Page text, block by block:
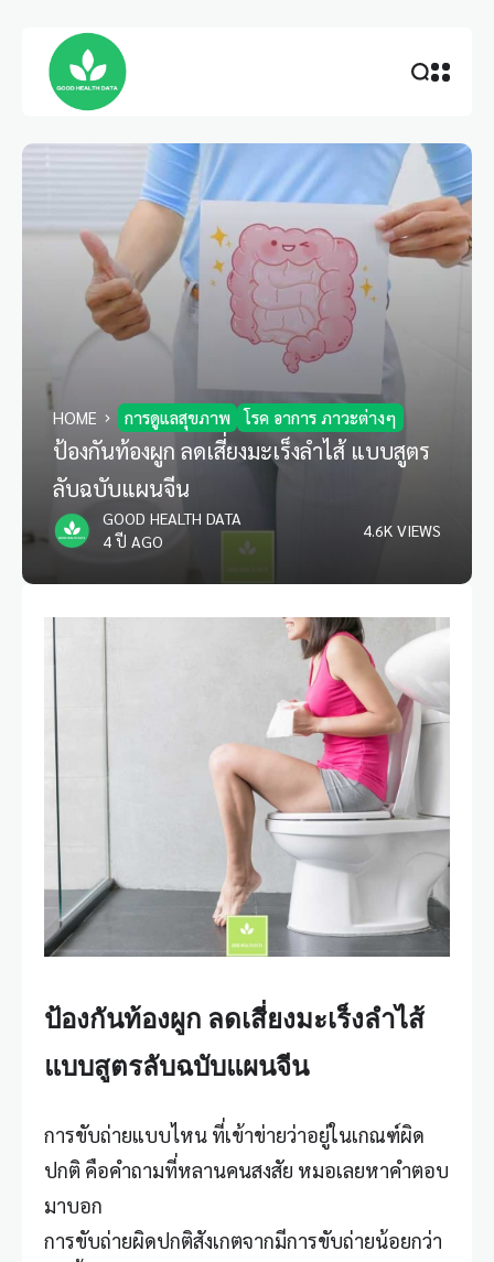
HOME การดูแลสุขภาพ โรค อาการ ภาวะต่างๆ
ป้องกันท้องผูก ลดเสี่ยงมะเร็งลำไส้ แบบสูตร
ลับฉบับแผนจีน
GOOD HEALTH DATA
4 ปี AGO
4.6K VIEWS
ป้องกันท้องผูก ลดเสี่ยงมะเร็งลำไส้
แบบสูตรลับฉบับแผนจีน
การขับถ่ายแบบไหน ที่เข้าข่ายว่าอยู่ในเกณฑ์ผิด
ปกติ คือคำถามที่หลานคนสงสัย หมอเลยหาคำตอบ
มาบอก
การขับถ่ายผิดปกติสังเกตจากมีการขับถ่ายน้อยกว่า